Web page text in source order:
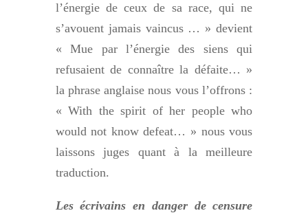
l’énergie de ceux de sa race, qui ne
s’avouent jamais vaincus … » devient
« Mue par l’énergie des siens qui
refusaient de connaître la défaite… »
la phrase anglaise nous vous l’offrons :
« With the spirit of her people who
would not know defeat… » nous vous
laissons juges quant à la meilleure
traduction.
Les écrivains en danger de censure